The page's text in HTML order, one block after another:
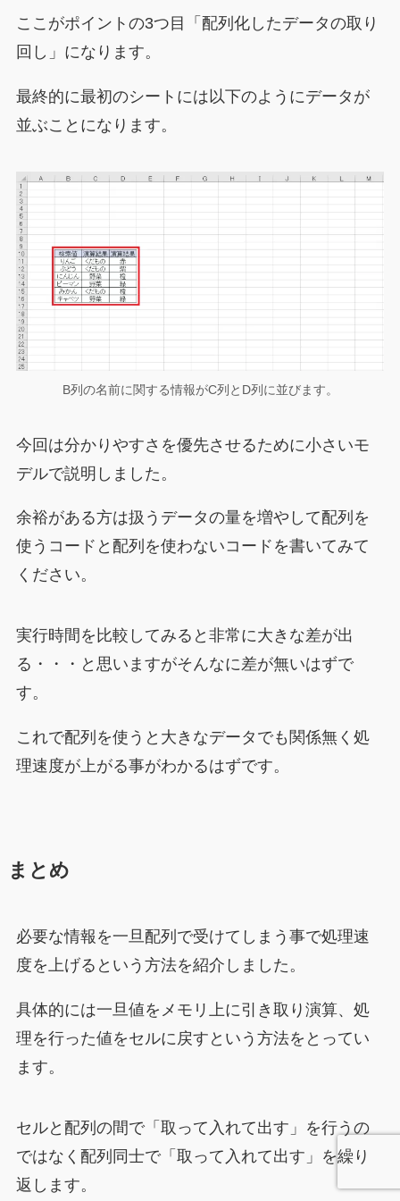
ここがポイントの3つ目「配列化したデータの取り
回し」になります。
最終的に最初のシートには以下のようにデータが
並ぶことになります。
B列の名前に関する情報がC列とD列に並びます。
今回は分かりやすさを優先させるために小さいモ
デルで説明しました。
余裕がある方は扱うデータの量を増やして配列を
使うコードと配列を使わないコードを書いてみて
ください。
実行時間を比較してみると非常に大きな差が出
る・・・と思いますがそんなに差が無いはずで
す。
これで配列を使うと大きなデータでも関係無く処
理速度が上がる事がわかるはずです。
まとめ
必要な情報を一旦配列で受けてしまう事で処理速
度を上げるという方法を紹介しました。
具体的には一旦値をメモリ上に引き取り演算、処
理を行った値をセルに戻すという方法をとってい
ます。
セルと配列の間で「取って入れて出す」を行うの
ではなく配列同士で「取って入れて出す」を繰り
返します。